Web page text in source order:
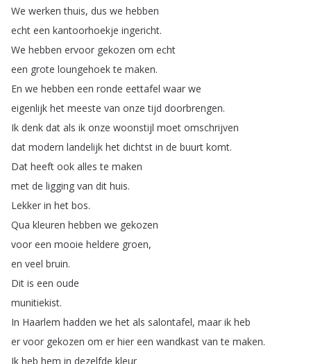
We werken thuis, dus we hebben
echt een kantoorhoekje ingericht.
We hebben ervoor gekozen om echt
een grote loungehoek te maken.
En we hebben een ronde eettafel waar we
eigenlijk het meeste van onze tijd doorbrengen.
Ik denk dat als ik onze woonstijl moet omschrijven
dat modern landelijk het dichtst in de buurt komt.
Dat heeft ook alles te maken
met de ligging van dit huis.
Lekker in het bos.
Qua kleuren hebben we gekozen
voor een mooie heldere groen,
en veel bruin.
Dit is een oude
munitiekist.
In Haarlem hadden we het als salontafel, maar ik heb
er voor gekozen om er hier een wandkast van te maken.
Ik heb hem in dezelfde kleur